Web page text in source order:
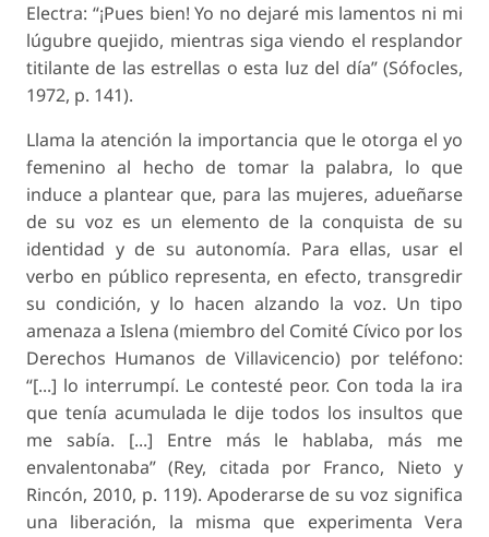
Electra: “¡Pues bien! Yo no dejaré mis lamentos ni mi
lúgubre quejido, mientras siga viendo el resplandor
titilante de las estrellas o esta luz del día” (Sófocles,
1972, p. 141).
Llama la atención la importancia que le otorga el yo
femenino al hecho de tomar la palabra, lo que
induce a plantear que, para las mujeres, adueñarse
de su voz es un elemento de la conquista de su
identidad y de su autonomía. Para ellas, usar el
verbo en público representa, en efecto, transgredir
su condición, y lo hacen alzando la voz. Un tipo
amenaza a Islena (miembro del Comité Cívico por los
Derechos Humanos de Villavicencio) por teléfono:
“[...] lo interrumpí. Le contesté peor. Con toda la ira
que tenía acumulada le dije todos los insultos que
me sabía. [...] Entre más le hablaba, más me
envalentonaba” (Rey, citada por Franco, Nieto y
Rincón, 2010, p. 119). Apoderarse de su voz significa
una liberación, la misma que experimenta Vera